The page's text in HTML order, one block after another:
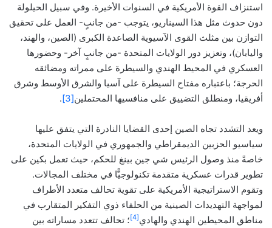
استنزاف القوة الأمريكية في السنوات الأخيرة. وفي سبيل الحيلولة
دون حدوث مثل هذا السيناريو، يتوجب -من جانبٍ- العمل على تحقيق
التوازن بين مثلث القوى الآسيوية الصاعدة الكبرى (الصين، والهند،
واليابان)، وتعزيز دور الولايات المتحدة -من جانبٍ آخر- وحضورها
العسكري في المحيط الهندي والسيطرة على ممراته ومضائقه
الحرجة؛ باعتباره مفتاح السيطرة على آسيا والشرق الأوسط وشرق
أفريقيا، ومنطلق التضييق على منافسيها المحتملين[3]
.
ويعد التشدد تجاه الصين إحدى القضايا النادرة التي يتفق عليها
سياسيو الحزبين الديمقراطي والجمهوري في الولايات المتحدة،
خاصةً منذ وصول الرئيس شي جين بينغ للحكم، حيث تعمل بكين على
تطوير قدرات عسكرية متقدمة تكنولوجيًّا في مختلف المجالات.
وتقوم الاستراتيجية الأمريكية على تقوية تحالف متعدد الأطراف
لمواجهة التهديدات الصينية من الحلفاء ذوي التفكير المتقارب في
مناطق المحيطين الهندي والهادي[4]
؛ تحالف تتعدد مساراته بين